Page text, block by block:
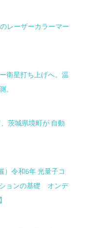
レーザーカラーマー
衛星打ち上げへ。温
茨城県境町が 自動
）令和6年 光量子コ
ョンの基礎 オンデ